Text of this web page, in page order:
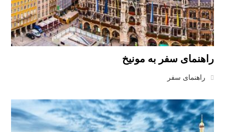
راهنمای سفر به مونیخ
راهنمای سفر